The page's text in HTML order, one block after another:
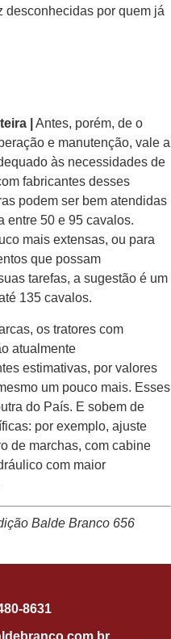
desconhecidas por quem já
|
Antes, porém, de o
e manutenção, vale a
às necessidades de
fabricantes desses
podem ser bem atendidas
entre 50 e 95 cavalos.
mais extensas, ou para
que possam
tarefas, a sugestão é um
135 cavalos.
os tratores com
atualmente
estimativas, por valores
um pouco mais. Esses
do País. E sobem de
por exemplo, ajuste
de marchas, com cabine
com maior
Balde Branco 656
8631